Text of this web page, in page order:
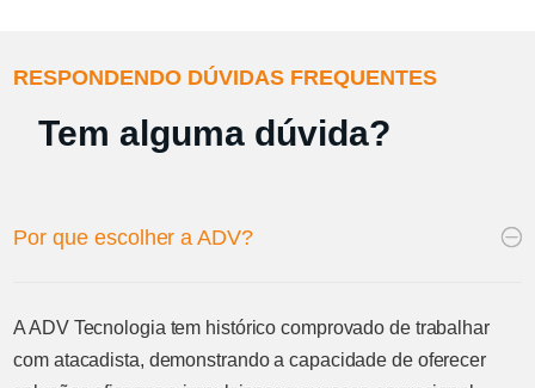
RESPONDENDO DÚVIDAS FREQUENTES
Tem alguma dúvida?
Por que escolher a ADV?
A ADV Tecnologia tem histórico comprovado de trabalhar
com atacadista, demonstrando a capacidade de oferecer